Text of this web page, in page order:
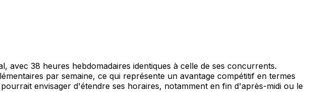
38 heures hebdomadaires identiques à celle de ses concurrents.
par semaine, ce qui représente un avantage compétitif en termes
envisager d'étendre ses horaires, notamment en fin d'après-midi ou le